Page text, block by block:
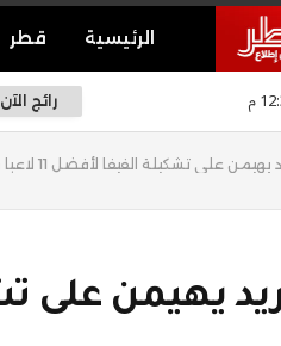
الرئيسية قطر
رائج الآن
على تشكيلة الفيفا لأفضل 11 لاعبا في 2024